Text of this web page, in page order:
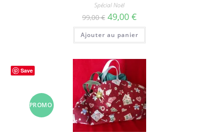
Spécial Noël
99,00€ Le
prix
initial
était :
99,00 €.
49,00 €
actuel
est :
49,00 €.
Ajouter au panier
Save
PROMO